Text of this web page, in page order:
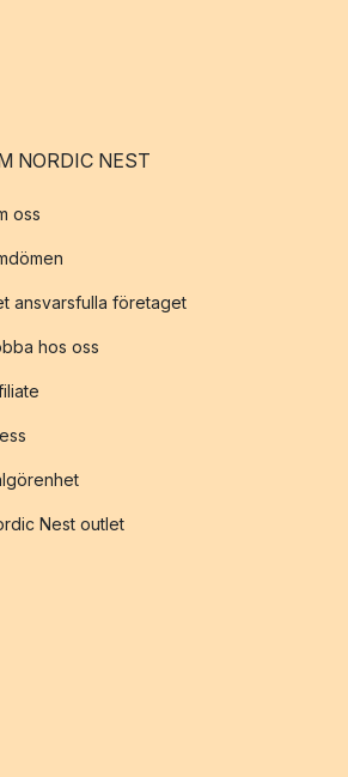
NORDIC NEST
oss
ansvarsfulla företaget
hos oss
Nest outlet